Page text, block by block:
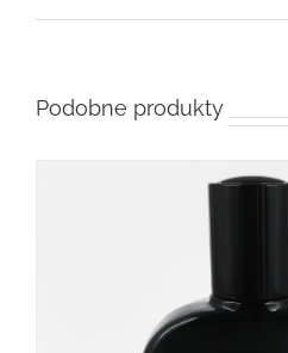
Podobne produkty